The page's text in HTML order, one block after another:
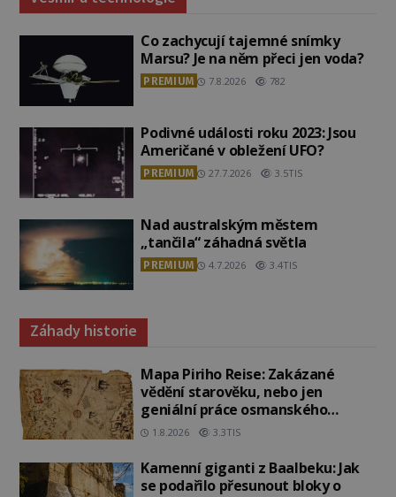
Co zachycují tajemné snímky
Marsu? Je na něm přeci jen voda?
PREMIUM 7.8.2026 782
Podivné události roku 2023: Jsou
Američané v obležení UFO?
PREMIUM 27.7.2026 3.5TIS
Nad australským městem
„tančila“ záhadná světla
PREMIUM 4.7.2026 3.4TIS
Záhady historie
Mapa Piriho Reise: Zakázané
vědění starověku, nebo jen
geniální práce osmanského
admirála?
1.8.2026 3.3TIS
Kamenní giganti z Baalbeku: Jak
se podařilo přesunout bloky o